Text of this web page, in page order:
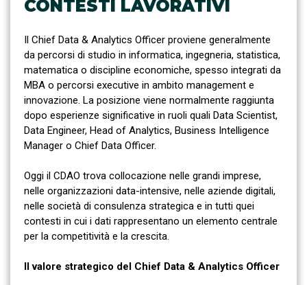
CONTESTI LAVORATIVI
Il Chief Data & Analytics Officer proviene generalmente
da percorsi di studio in informatica, ingegneria, statistica,
matematica o discipline economiche, spesso integrati da
MBA o percorsi executive in ambito management e
innovazione. La posizione viene normalmente raggiunta
dopo esperienze significative in ruoli quali Data Scientist,
Data Engineer, Head of Analytics, Business Intelligence
Manager o Chief Data Officer.
Oggi il CDAO trova collocazione nelle grandi imprese,
nelle organizzazioni data-intensive, nelle aziende digitali,
nelle società di consulenza strategica e in tutti quei
contesti in cui i dati rappresentano un elemento centrale
per la competitività e la crescita.
Il valore strategico del Chief Data & Analytics Officer